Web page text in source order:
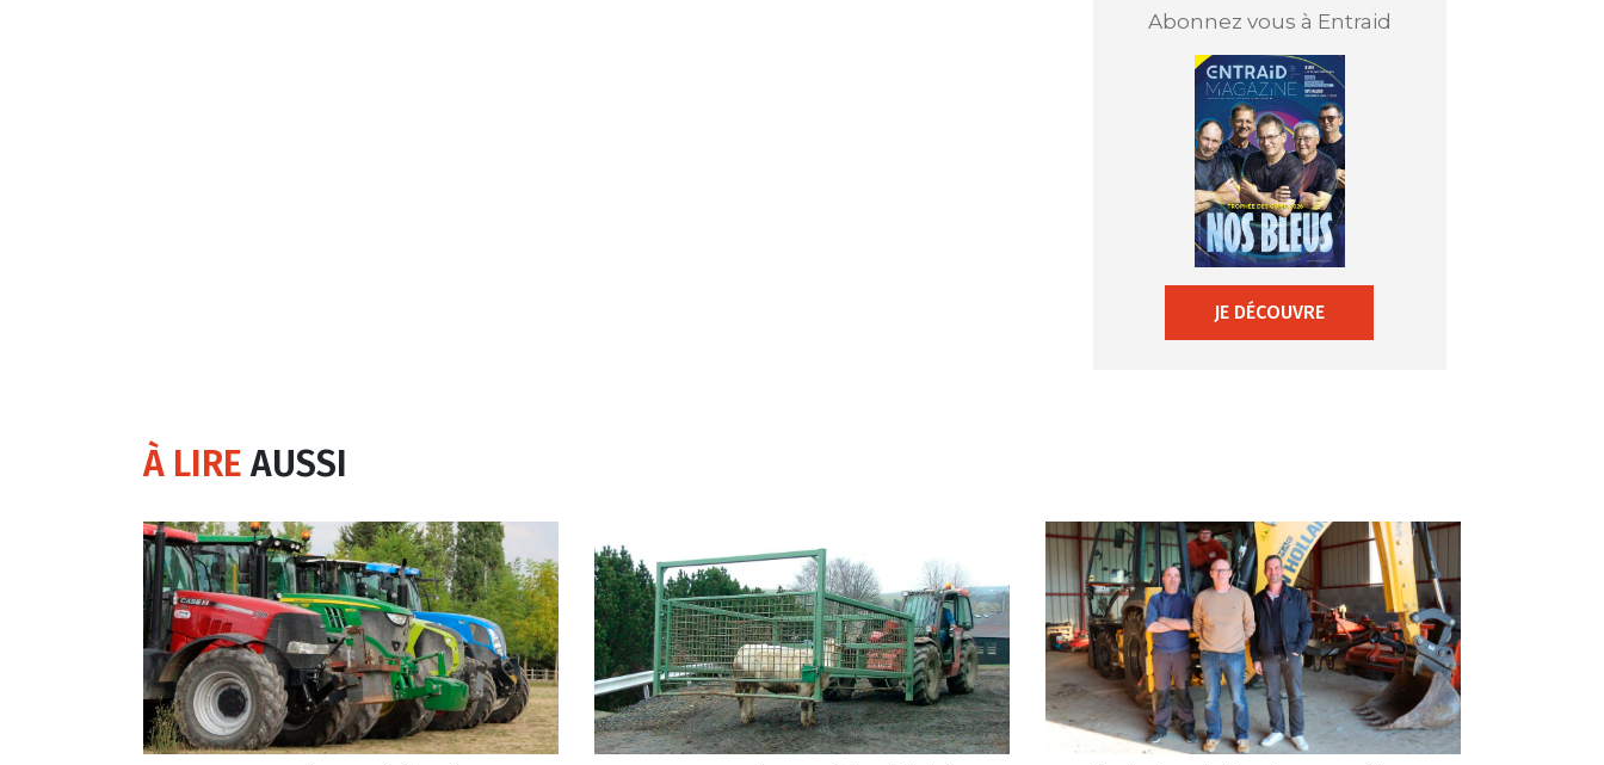
Abonnez vous à Entraid
JE DÉCOUVRE
À LIREAUSSI